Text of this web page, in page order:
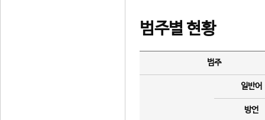
범주별 현황
범주
일반어
방언